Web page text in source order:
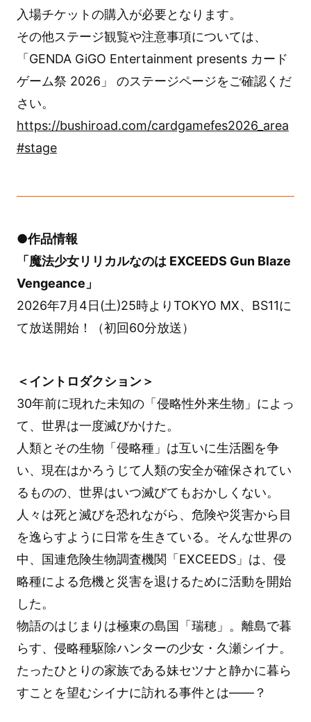
入場チケットの購入が必要となります。
その他ステージ観覧や注意事項については、
「GENDA GiGO Entertainment presents カード
ゲーム祭 2026」 のステージページをご確認くだ
さい。
https://bushiroad.com/cardgamefes2026_area
#stage
●作品情報
「魔法少女リリカルなのは EXCEEDS Gun Blaze
Vengeance」
2026年7月4日(土)25時よりTOKYO MX、BS11に
て放送開始！（初回60分放送）
＜イントロダクション＞
30年前に現れた未知の「侵略性外来生物」によっ
て、世界は一度滅びかけた。
人類とその生物「侵略種」は互いに生活圏を争
い、現在はかろうじて人類の安全が確保されてい
るものの、世界はいつ滅びてもおかしくない。
人々は死と滅びを恐れながら、危険や災害から目
を逸らすように日常を生きている。そんな世界の
中、国連危険生物調査機関「EXCEEDS」は、侵
略種による危機と災害を退けるために活動を開始
した。
物語のはじまりは極東の島国「瑞穂」。離島で暮
らす、侵略種駆除ハンターの少女・久瀬シイナ。
たったひとりの家族である妹セツナと静かに暮ら
すことを望むシイナに訪れる事件とは――？